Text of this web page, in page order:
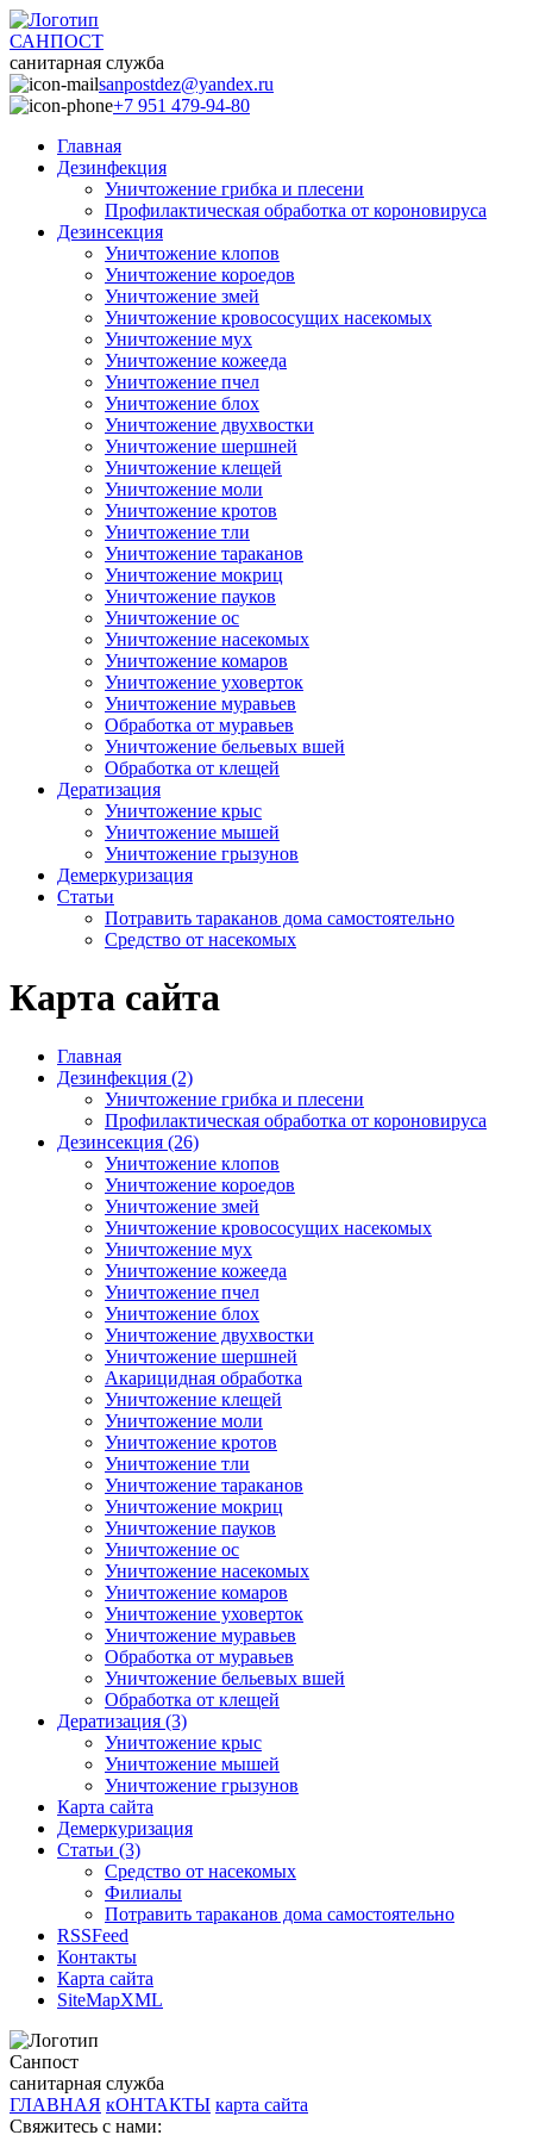
САНПОСТ
санитарная служба
sanpostdez@yandex.ru
+7 951 479-94-80
Главная
Дезинфекция
Уничтожение грибка и плесени
Профилактическая обработка от короновируса
Дезинсекция
Уничтожение клопов
Уничтожение короедов
Уничтожение змей
Уничтожение кровососущих насекомых
Уничтожение мух
Уничтожение кожееда
Уничтожение пчел
Уничтожение блох
Уничтожение двухвостки
Уничтожение шершней
Уничтожение клещей
Уничтожение моли
Уничтожение кротов
Уничтожение тли
Уничтожение тараканов
Уничтожение мокриц
Уничтожение пауков
Уничтожение ос
Уничтожение насекомых
Уничтожение комаров
Уничтожение уховерток
Уничтожение муравьев
Обработка от муравьев
Уничтожение бельевых вшей
Обработка от клещей
Дератизация
Уничтожение крыс
Уничтожение мышей
Уничтожение грызунов
Демеркуризация
Статьи
Потравить тараканов дома самостоятельно
Средство от насекомых
Карта сайта
Главная
Дезинфекция (2)
Уничтожение грибка и плесени
Профилактическая обработка от короновируса
Дезинсекция (26)
Уничтожение клопов
Уничтожение короедов
Уничтожение змей
Уничтожение кровососущих насекомых
Уничтожение мух
Уничтожение кожееда
Уничтожение пчел
Уничтожение блох
Уничтожение двухвостки
Уничтожение шершней
Акарицидная обработка
Уничтожение клещей
Уничтожение моли
Уничтожение кротов
Уничтожение тли
Уничтожение тараканов
Уничтожение мокриц
Уничтожение пауков
Уничтожение ос
Уничтожение насекомых
Уничтожение комаров
Уничтожение уховерток
Уничтожение муравьев
Обработка от муравьев
Уничтожение бельевых вшей
Обработка от клещей
Дератизация (3)
Уничтожение крыс
Уничтожение мышей
Уничтожение грызунов
Карта сайта
Демеркуризация
Статьи (3)
Средство от насекомых
Филиалы
Потравить тараканов дома самостоятельно
RSSFeed
Контакты
Карта сайта
SiteMapXML
Санпост
санитарная служба
ГЛАВНАЯ кОНТАКТЫ карта сайта
Свяжитесь с нами: